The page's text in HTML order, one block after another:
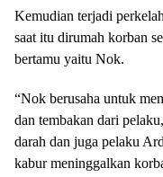
Kemudian terjadi
saat itu dirumah korban
bertamu yaitu Nok.
“Nok berusaha untuk
dan tembakan dari
darah dan juga pelaku
kabur meninggalkan